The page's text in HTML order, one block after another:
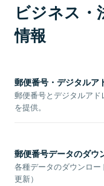
ビジネス・
情報
郵便番号・デジタルア
郵便番号とデジタルア
を提供。
郵便番号データのダウ
各種データのダウンロー
更新）